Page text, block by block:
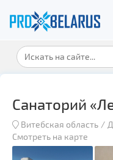
Санаторий
Витебская область
Смотреть на карте